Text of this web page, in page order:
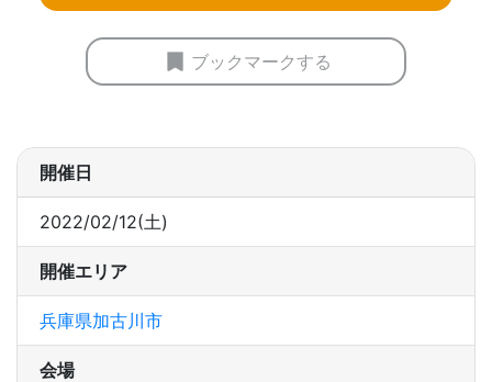
ブックマークする
開催日
2022/02/12(土)
開催エリア
兵庫県加古川市
会場